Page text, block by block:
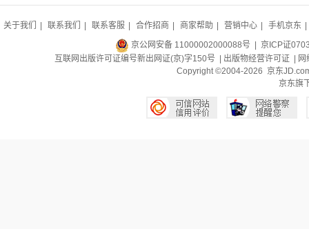
关于我们 联系我们 联系客服 合作招商 商家帮助 营销中心 手机京东
京公网安备 11000002000088号 | 京ICP证
互联网出版许可证编号新出网证(京)字150号 | 出版物经营许可证
Copyright ©2004-2026 京东
京东旗